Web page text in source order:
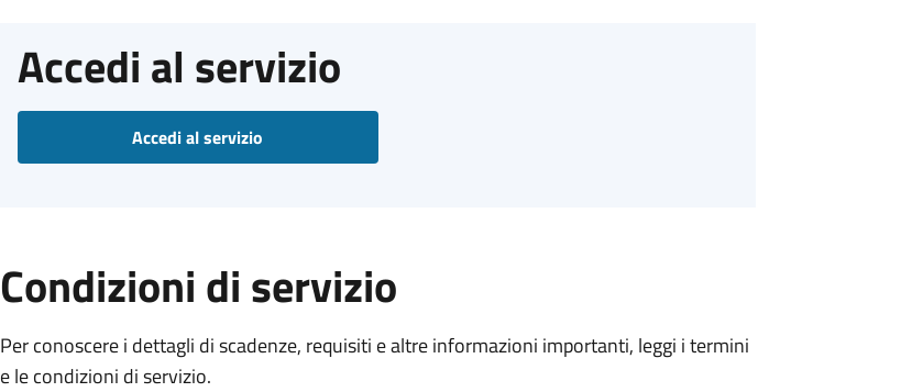
Accedi al servizio
Accedi al servizio
Condizioni di servizio
Per conoscere i dettagli di scadenze, requisiti e altre informazioni importanti, leggi i termini
e le condizioni di servizio.